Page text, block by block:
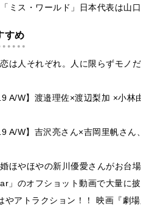
ミス・ワールド」日本代表は山
すめ
は人それぞれ。人に限らずモノ
A/W】渡邉理佐×渡辺梨加 ×小
A/W】吉沢亮さん×吉岡里帆さ
ほやほやの新川優愛さんがお台
」のオフショット動画で大量に
やアトラクション！！ 映画『劇